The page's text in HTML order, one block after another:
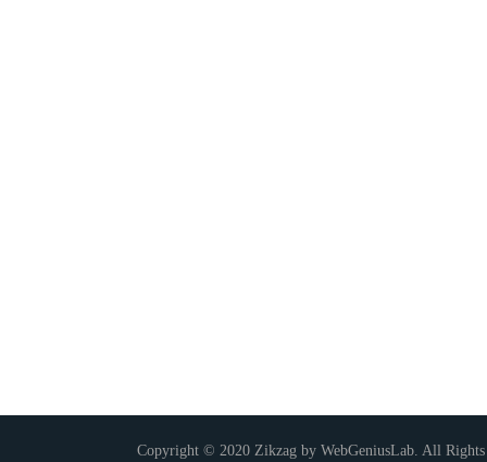
Copyright © 2020 Zikzag by WebGeniusLab. All Rights